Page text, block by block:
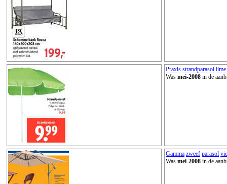
Praxis strandparasol lime
Was mei-2008 in de
Gamma zweef parasol
Was mei-2008 in de